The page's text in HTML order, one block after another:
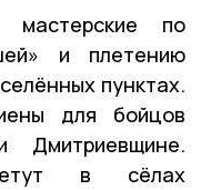
мастерские по
и плетению
пунктах.
для бойцов
в сёлах